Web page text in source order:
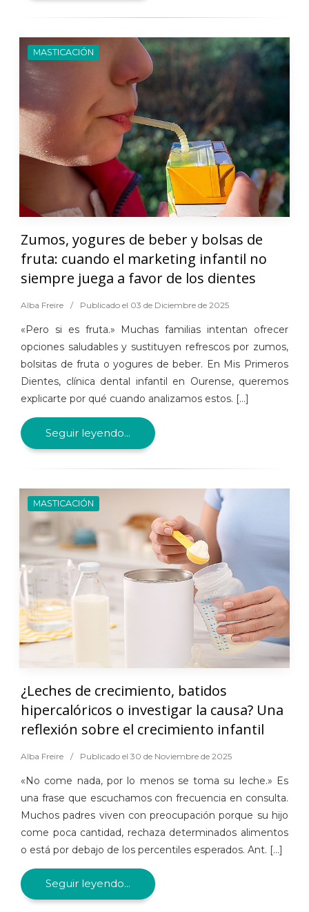
MASTICACIÓN
Zumos, yogures de beber y bolsas de
fruta: cuando el marketing infantil no
siempre juega a favor de los dientes
Alba Freire / Publicado el 03 de Diciembre de 2025
«Pero si es fruta.» Muchas familias intentan ofrecer
opciones saludables y sustituyen refrescos por zumos,
bolsitas de fruta o yogures de beber. En Mis Primeros
Dientes, clínica dental infantil en Ourense, queremos
explicarte por qué cuando analizamos estos. [...]
Seguir leyendo...
MASTICACIÓN
¿Leches de crecimiento, batidos
hipercalóricos o investigar la causa? Una
reflexión sobre el crecimiento infantil
Alba Freire / Publicado el 30 de Noviembre de 2025
«No come nada, por lo menos se toma su leche.» Es
una frase que escuchamos con frecuencia en consulta.
Muchos padres viven con preocupación porque su hijo
come poca cantidad, rechaza determinados alimentos
o está por debajo de los percentiles esperados. Ant. [...]
Seguir leyendo...